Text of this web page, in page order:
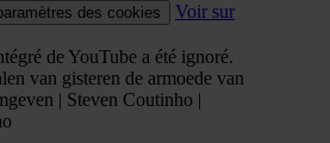
des cookies
Voir sur
de YouTube a été ignoré.
van gisteren de armoede van
| Steven Coutinho |